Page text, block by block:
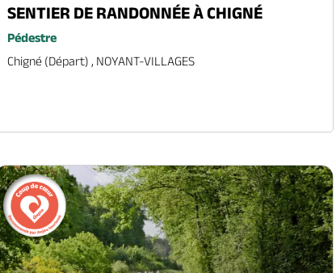
SENTIER DE RANDONNÉE À CHIGNÉ
Pédestre
Chigné (départ) , NOYANT-VILLAGES